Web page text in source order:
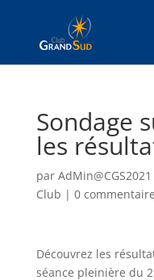
Sondage
les
par AdMin@CGS2021
Club | 0
Découvrez les
séance pleinière du